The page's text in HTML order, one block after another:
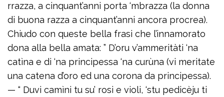
rrazza, a cinquant’anni porta ‘mbrazza (la donna
di buona razza a cinquant’anni ancora procrea).
Chiudo con queste bella frasi che l’innamorato
dona alla bella amata: ” D’oru v’ammeritàti ‘na
catìna e di ‘na principessa ‘na curùna (vi meritate
una catena d’oro ed una corona da principessa).
— “ Duvi camìni tu su’ rosi e violi, ‘stu pedicèju ti